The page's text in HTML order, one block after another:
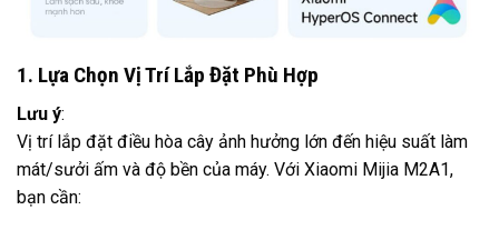
1. Lựa Chọn Vị Trí Lắp Đặt Phù Hợp
Lưu ý:
Vị trí lắp đặt điều hòa cây ảnh hưởng lớn đến hiệu suất làm
mát/sưởi ấm và độ bền của máy. Với Xiaomi Mijia M2A1,
bạn cần: